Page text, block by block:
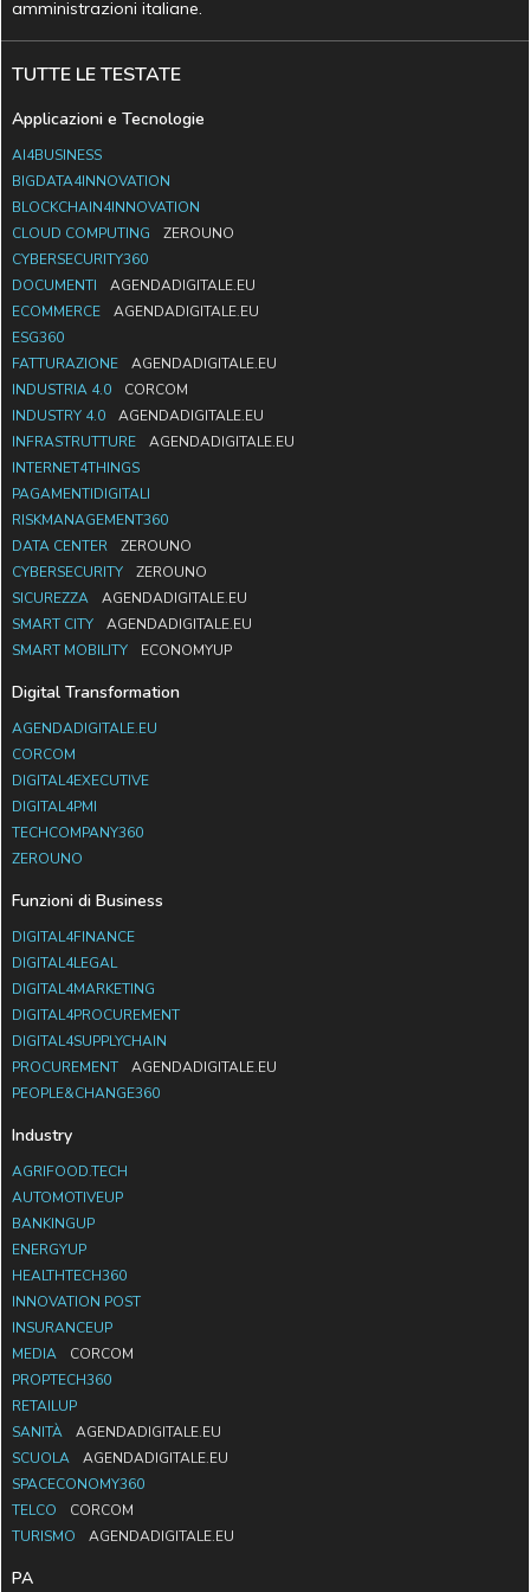
amministrazioni italiane.
TUTTE LE TESTATE
Applicazioni e Tecnologie
AI4BUSINESS
BIGDATA4INNOVATION
BLOCKCHAIN4INNOVATION
CLOUD COMPUTING
ZEROUNO
CYBERSECURITY360
DOCUMENTI
AGENDADIGITALE.EU
ECOMMERCE
AGENDADIGITALE.EU
ESG360
FATTURAZIONE
AGENDADIGITALE.EU
INDUSTRIA 4.0
CORCOM
INDUSTRY 4.0
AGENDADIGITALE.EU
INFRASTRUTTURE
AGENDADIGITALE.EU
INTERNET4THINGS
PAGAMENTIDIGITALI
RISKMANAGEMENT360
DATA CENTER
ZEROUNO
CYBERSECURITY
ZEROUNO
SICUREZZA
AGENDADIGITALE.EU
SMART CITY
AGENDADIGITALE.EU
SMART MOBILITY
ECONOMYUP
Digital Transformation
AGENDADIGITALE.EU
CORCOM
DIGITAL4EXECUTIVE
DIGITAL4PMI
TECHCOMPANY360
ZEROUNO
Funzioni di Business
DIGITAL4FINANCE
DIGITAL4LEGAL
DIGITAL4MARKETING
DIGITAL4PROCUREMENT
DIGITAL4SUPPLYCHAIN
PROCUREMENT
AGENDADIGITALE.EU
PEOPLE&CHANGE360
Industry
AGRIFOOD.TECH
AUTOMOTIVEUP
BANKINGUP
ENERGYUP
HEALTHTECH360
INNOVATION POST
INSURANCEUP
MEDIA
CORCOM
PROPTECH360
RETAILUP
SANITÀ
AGENDADIGITALE.EU
SCUOLA
AGENDADIGITALE.EU
SPACECONOMY360
TELCO
CORCOM
TURISMO
AGENDADIGITALE.EU
PA